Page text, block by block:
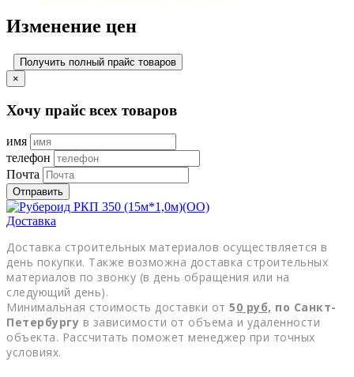
Изменение цен
Получить полный прайс товаров
×
Хочу прайс всех товаров
имя
телефон
Почта
Отправить
Доставка
Доставка строительных материалов осуществляется в
день покупки. Также возможна доставка строительных
материалов по звонку (в день обращения или на
следующий день).
Минимальная стоимость доставки от 50 руб, по Санкт-
Петербургу в зависимости от объема и удаленности
объекта. Рассчитать поможет менеджер при точных
условиях.